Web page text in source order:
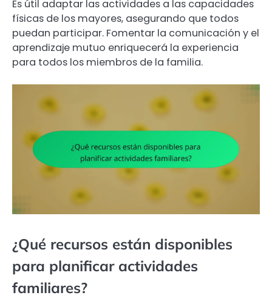
Es útil adaptar las actividades a las capacidades
físicas de los mayores, asegurando que todos
puedan participar. Fomentar la comunicación y el
aprendizaje mutuo enriquecerá la experiencia
para todos los miembros de la familia.
¿Qué recursos están disponibles
para planificar actividades
familiares?